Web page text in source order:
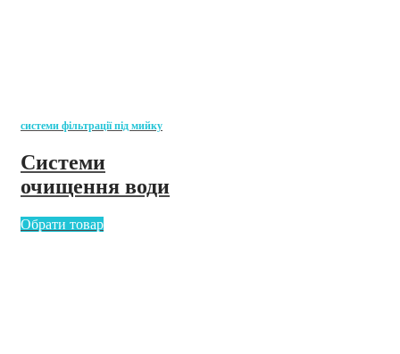
системи фільтрації під мийку
Системи
очищення води
Обрати товар